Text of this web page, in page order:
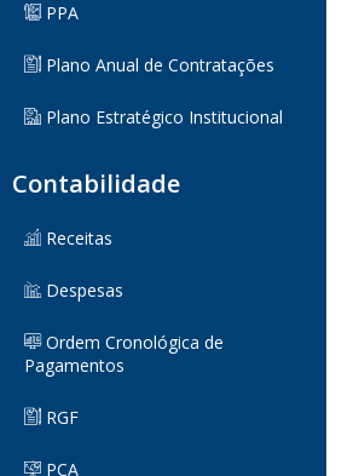
PPA
Plano Anual de Contratações
Plano Estratégico Institucional
Contabilidade
Receitas
Despesas
Ordem Cronológica de
Pagamentos
RGF
PCA